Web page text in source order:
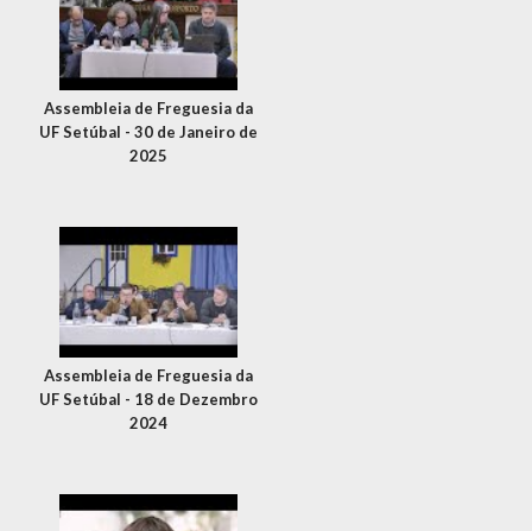
Assembleia de Freguesia da
UF Setúbal - 30 de Janeiro de
2025
Assembleia de Freguesia da
UF Setúbal - 18 de Dezembro
2024